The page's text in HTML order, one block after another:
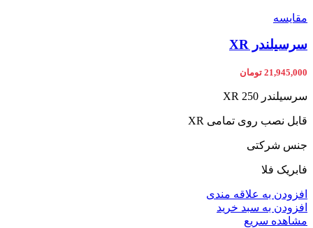
مقایسه
سرسیلندر XR
21,945,000 تومان
سرسیلندر XR 250
قابل نصب روی تمامی XR
جنس شرکتی
فابریک فلا
افزودن به علاقه مندی
افزودن به سبد خرید
مشاهده سریع